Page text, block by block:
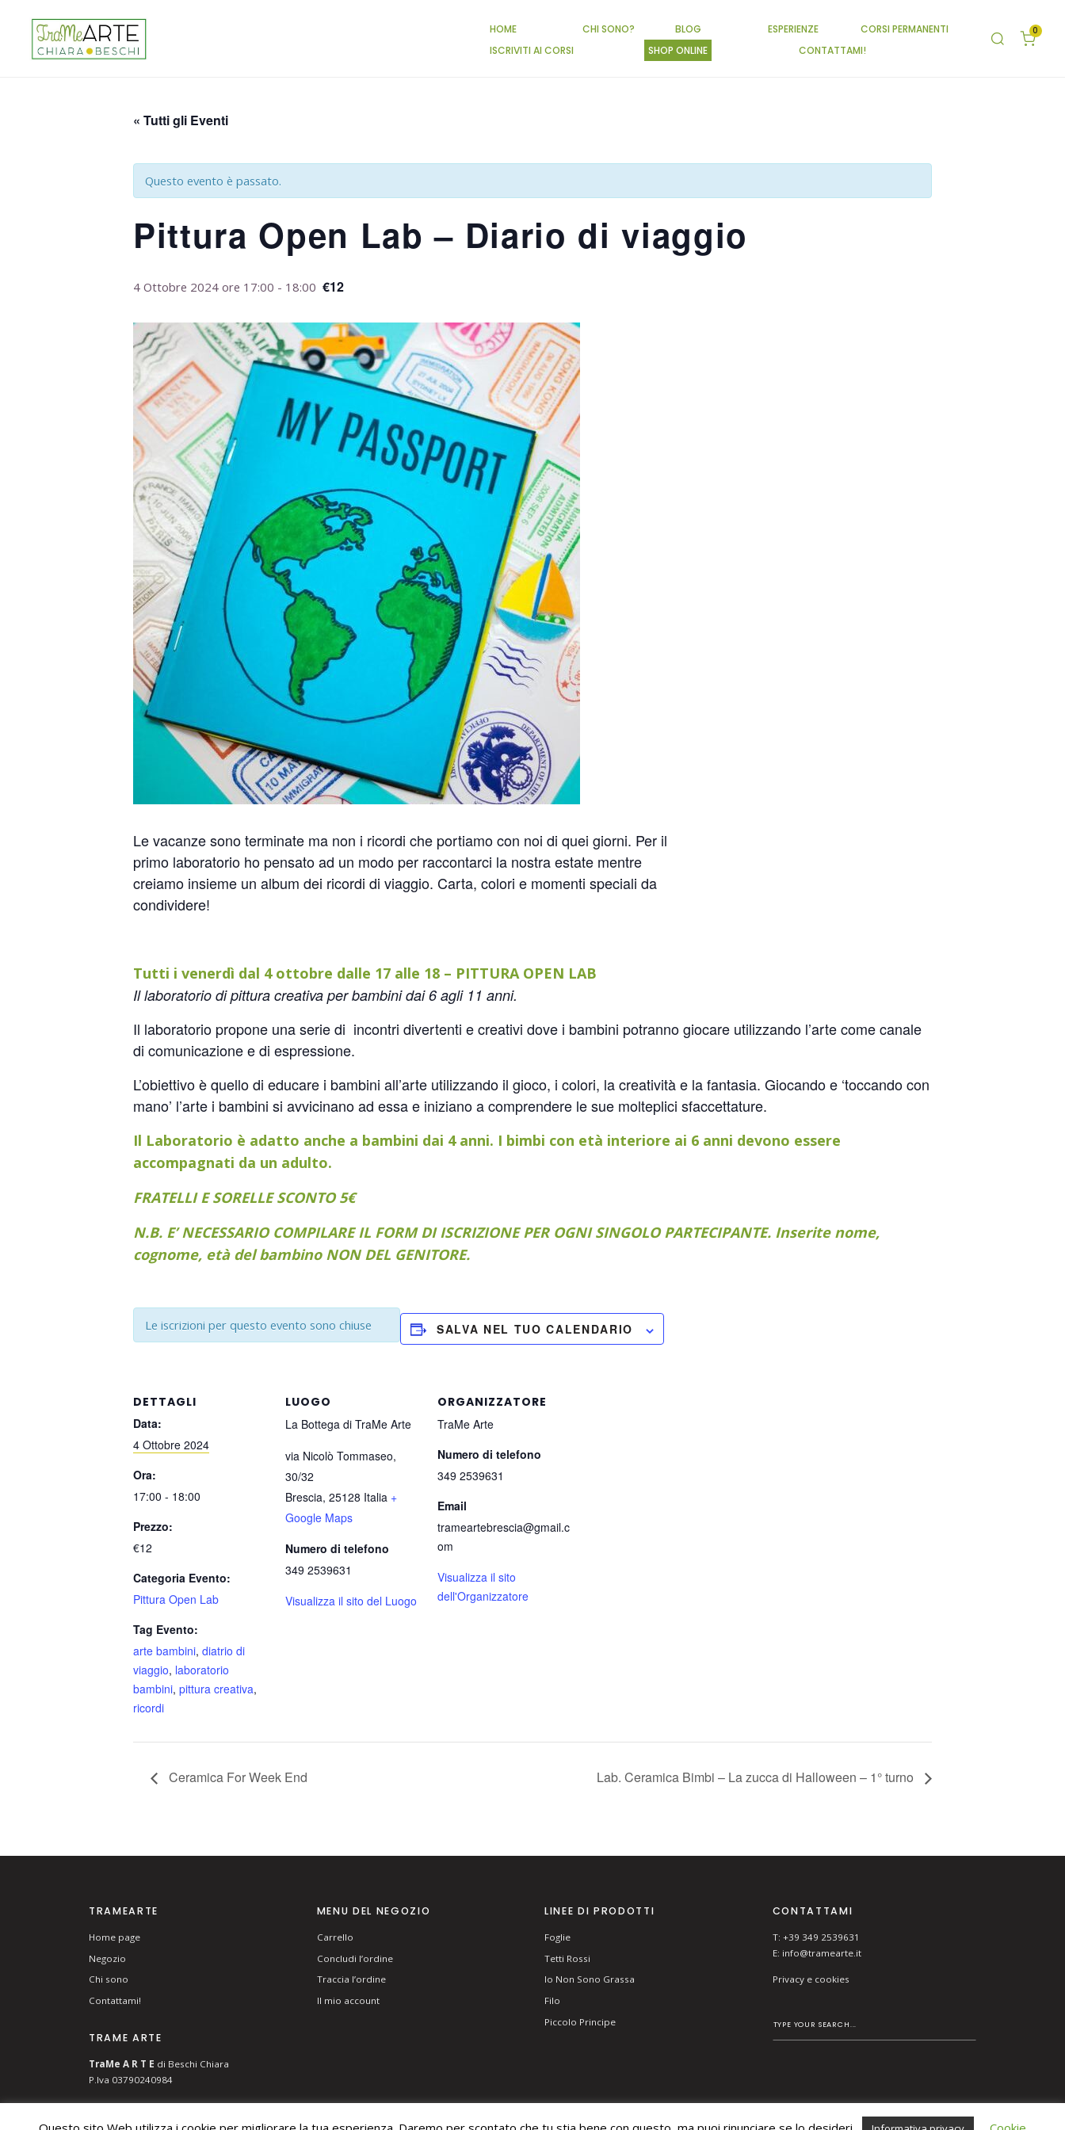
HOME CHI SONO? BLOG ESPERIENZE
CORSI PERMANENTI
ISCRIVITI AI CORSI
SHOP ONLINE CONTATTAMI!
0
« Tutti gli Eventi
Questo evento è passato.
Pittura Open Lab – Diario di viaggio
4 Ottobre 2024 ore 17:00 - 18:00 €12
Le vacanze sono terminate ma non i ricordi che portiamo con noi di quei giorni. Per il
primo laboratorio ho pensato ad un modo per raccontarci la nostra estate mentre
creiamo insieme un album dei ricordi di viaggio. Carta, colori e momenti speciali da
condividere!
Tutti i venerdì dal 4 ottobre dalle 17 alle 18 – PITTURA OPEN LAB
Il laboratorio di pittura creativa per bambini dai 6 agli 11 anni.
Il laboratorio propone una serie di incontri divertenti e creativi dove i bambini potranno giocare utilizzando l’arte come canale
di comunicazione e di espressione.
L’obiettivo è quello di educare i bambini all’arte utilizzando il gioco, i colori, la creatività e la fantasia. Giocando e ‘toccando con
mano’ l’arte i bambini si avvicinano ad essa e iniziano a comprendere le sue molteplici sfaccettature.
Il Laboratorio è adatto anche a bambini dai 4 anni. I bimbi con età interiore ai 6 anni devono essere
accompagnati da un adulto.
FRATELLI E SORELLE SCONTO 5€
N.B. E’ NECESSARIO COMPILARE IL FORM DI ISCRIZIONE PER OGNI SINGOLO PARTECIPANTE. Inserite nome,
cognome, età del bambino NON DEL GENITORE.
Le iscrizioni per questo evento sono chiuse SALVA NEL TUO CALENDARIO
DETTAGLI
Data:
4 Ottobre 2024
Ora:
17:00 - 18:00
Prezzo:
€12
Categoria Evento:
Pittura Open Lab
Tag Evento:
arte bambini, diatrio di
viaggio, laboratorio
bambini, pittura creativa,
ricordi
LUOGO
La Bottega di TraMe Arte
via Nicolò Tommaseo,
30/32
Brescia, 25128 Italia +
Google Maps
Numero di telefono
349 2539631
Visualizza il sito del Luogo
ORGANIZZATORE
TraMe Arte
Numero di telefono
349 2539631
Email
trameartebrescia@gmail.c
om
Visualizza il sito
dell'Organizzatore
Ceramica For Week End Lab. Ceramica Bimbi – La zucca di Halloween – 1° turno
TRAMEARTE
Home page
Negozio
Chi sono
Contattami!
TRAME ARTE
TraMe A R T E di Beschi Chiara
P.Iva 03790240984
MENU DEL NEGOZIO
Carrello
Concludi l’ordine
Traccia l’ordine
Il mio account
LINEE DI PRODOTTI
Foglie
Tetti Rossi
Io Non Sono Grassa
Filo
Piccolo Principe
CONTATTAMI
T: +39 349 2539631
E: info@tramearte.it
Privacy e cookies